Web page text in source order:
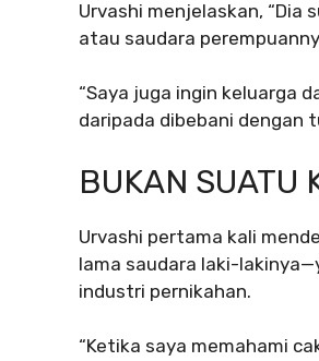
Urvashi menjelaskan,
atau saudara
“Saya juga ingin keluarga
daripada dibebani dengan
BUKAN SUATU
Urvashi pertama kali
lama saudara laki-
industri pernikahan.
“Ketika saya memahami